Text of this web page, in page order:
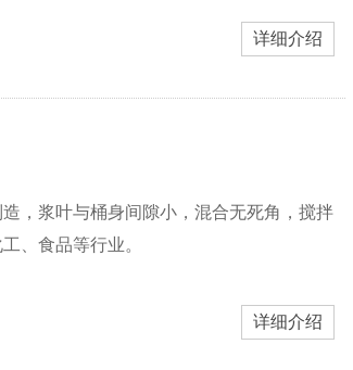
详细介绍
，浆叶与桶身间隙小，混合无死角，搅拌
、食品等行业。
详细介绍